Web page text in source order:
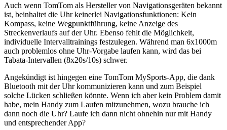
Auch wenn TomTom als Hersteller von Navigationsgeräten bekannt
ist, beinhaltet die Uhr keinerlei Navigationsfunktionen: Kein
Kompass, keine Wegpunktführung, keine Anzeige des
Streckenverlaufs auf der Uhr. Ebenso fehlt die Möglichkeit,
individuelle Intervalltrainings festzulegen. Während man 6x1000m
auch problemlos ohne Uhr-Vorgabe laufen kann, wird das bei
Tabata-Intervallen (8x20s/10s) schwer.
Angekündigt ist hingegen eine TomTom MySports-App, die dank
Bluetooth mit der Uhr kommunizieren kann und zum Beispiel
solche Lücken schließen könnte. Wenn ich aber kein Problem damit
habe, mein Handy zum Laufen mitzunehmen, wozu brauche ich
dann noch die Uhr? Laufe ich dann nicht ohnehin nur mit Handy
und entsprechender App?